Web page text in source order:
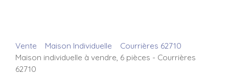
Vente Maison Individuelle
Courrières 62710
Maison individuelle à vendre, 6 pièces - Courrières
62710